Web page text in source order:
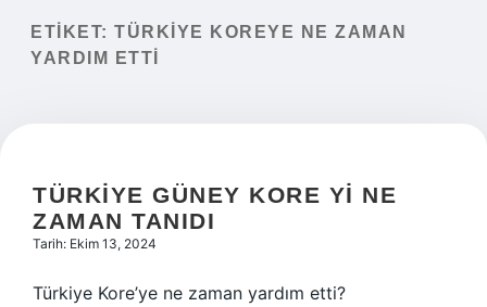
Yasal Uyarı
ETIKET: TÜRKIYE KOREYE NE ZAMAN
YARDIM ETTI
TÜRKIYE GÜNEY KORE YI NE
ZAMAN TANIDI
Tarih: Ekim 13, 2024
Türkiye Kore’ye ne zaman yardım etti?